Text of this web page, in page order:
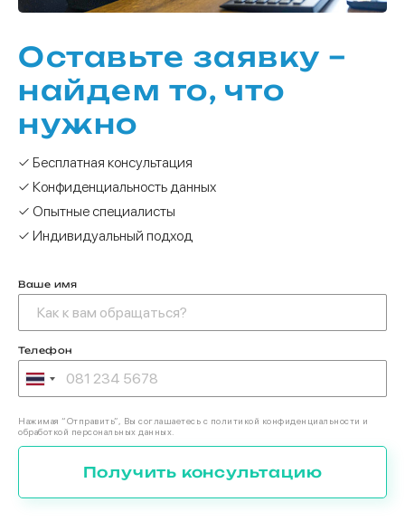
Оставьте заявку –
найдем то, что
нужно
✓ Бесплатная консультация
✓ Конфиденциальность данных
✓ Опытные специалисты
✓ Индивидуальный подход
Ваше имя
Телефон
Нажимая “Отправить”, Вы соглашаетесь с политикой конфиденциальности и
обработкой персональных данных.
Получить консультацию